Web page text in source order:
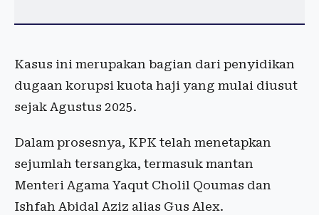
Kasus ini merupakan bagian dari penyidikan
dugaan korupsi kuota haji yang mulai diusut
sejak Agustus 2025.
Dalam prosesnya, KPK telah menetapkan
sejumlah tersangka, termasuk mantan
Menteri Agama Yaqut Cholil Qoumas dan
Ishfah Abidal Aziz alias Gus Alex.